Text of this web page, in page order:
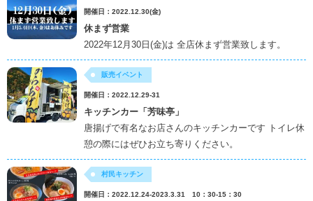
開催日：2022.12.30(金)
休まず営業
2022年12月30日(金)は 全店休まず営業致します。
販売イベント
開催日：2022.12.29-31
キッチンカー「芳味亭」
唐揚げで有名なお店さんのキッチンカーです トイレ休
憩の際にはぜひお立ち寄りください。
村民キッチン
開催日：2022.12.24-2023.3.31 10：30-15：30